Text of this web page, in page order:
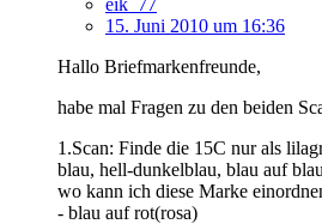
15. Juni 2010 um 16:36
Hallo Briefmarkenfreunde,
habe mal Fragen zu den beiden
1.Scan: Finde die 15C nur als
blau, hell-dunkelblau, blau auf
wo kann ich diese Marke
- blau auf rot(rosa)